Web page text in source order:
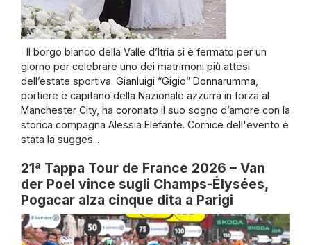
Il borgo bianco della Valle d’Itria si è fermato per un
giorno per celebrare uno dei matrimoni più attesi
dell’estate sportiva. Gianluigi “Gigio” Donnarumma,
portiere e capitano della Nazionale azzurra in forza al
Manchester City, ha coronato il suo sogno d’amore con la
storica compagna Alessia Elefante. Cornice dell'evento è
stata la sugges...
21ª Tappa Tour de France 2026 – Van
der Poel vince sugli Champs-Élysées,
Pogacar alza cinque dita a Parigi